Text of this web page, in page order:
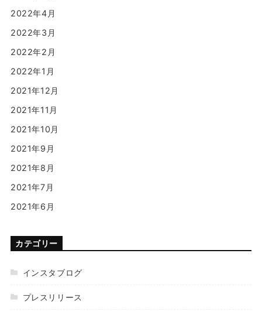
2022年4月
2022年3月
2022年2月
2022年1月
2021年12月
2021年11月
2021年10月
2021年9月
2021年8月
2021年7月
2021年6月
カテゴリー
インスタブログ
プレスリリース